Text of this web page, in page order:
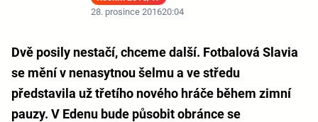
28. prosince 201620:04
Dvě posily nestačí, chceme další. Fotbalová Slavia
se mění v nenasytnou šelmu a ve středu
představila už třetího nového hráče během zimní
pauzy. V Edenu bude působit obránce se